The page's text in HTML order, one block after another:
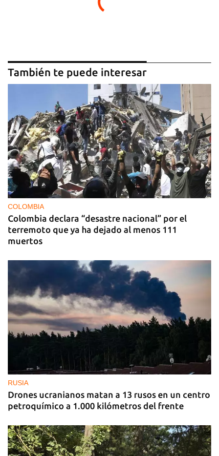
También te puede interesar
COLOMBIA
Colombia declara “desastre nacional” por el
terremoto que ya ha dejado al menos 111
muertos
RUSIA
Drones ucranianos matan a 13 rusos en un centro
petroquímico a 1.000 kilómetros del frente